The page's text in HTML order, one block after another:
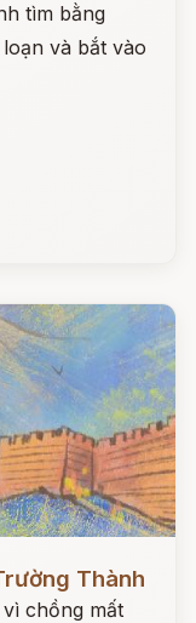
tìm bằng
và bắt vào
Thành
chồng mất